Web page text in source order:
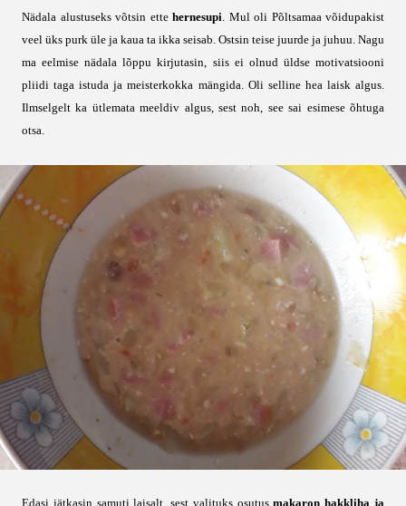
Nädala alustuseks võtsin ette hernesupi. Mul oli Põltsamaa võidupakist
veel üks purk üle ja kaua ta ikka seisab. Ostsin teise juurde ja juhuu. Nagu
ma eelmise nädala lõppu kirjutasin, siis ei olnud üldse motivatsiooni
pliidi taga istuda ja meisterkokka mängida. Oli selline hea laisk algus.
Ilmselgelt ka ütlemata meeldiv algus, sest noh, see sai esimese õhtuga
otsa.